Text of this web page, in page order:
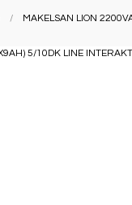
MAKELSAN LION